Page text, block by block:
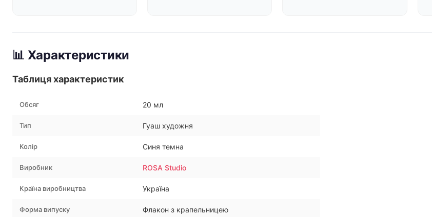
📊 Характеристики
Таблиця характеристик
Обсяг 20 мл
Тип Гуаш художня
Колір Синя темна
Виробник ROSA Studio
Країна виробництва Україна
Форма випуску Флакон з крапельницею